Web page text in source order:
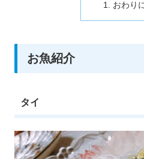
おわり
お魚紹介
タイ